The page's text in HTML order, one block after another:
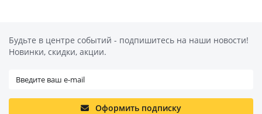
Будьте в центре событий - подпишитесь на наши новости!
Новинки, скидки, акции.
Оформить подписку